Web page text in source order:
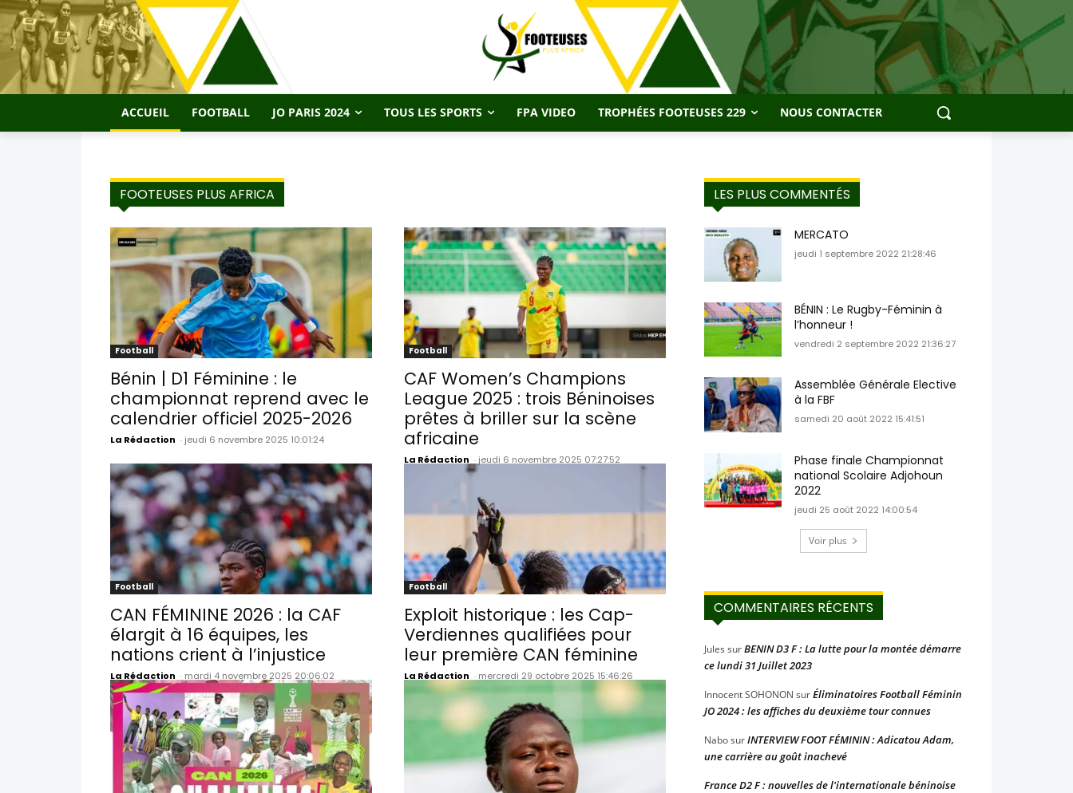
ACCUEIL FOOTBALL JO PARIS 2024 TOUS LES SPORTS FPA VIDEO TROPHÉES FOOTEUSES 229 NOUS CONTACTER
FOOTEUSES PLUS AFRICA
Football
Bénin | D1 Féminine : le
championnat reprend avec le
calendrier officiel 2025-2026
La Rédaction - jeudi 6 novembre 2025 10:01:24
Football
CAF Women’s Champions
League 2025 : trois Béninoises
prêtes à briller sur la scène
africaine
La Rédaction - jeudi 6 novembre 2025 07:27:52
Football
CAN FÉMININE 2026 : la CAF
élargit à 16 équipes, les
nations crient à l’injustice
La Rédaction - mardi 4 novembre 2025 20:06:02
Football
Exploit historique : les Cap-
Verdiennes qualifiées pour
leur première CAN féminine
La Rédaction - mercredi 29 octobre 2025 15:46:26
LES PLUS COMMENTÉS
MERCATO
jeudi 1 septembre 2022 21:28:46
BÉNIN : Le Rugby-Féminin à
l’honneur !
vendredi 2 septembre 2022 21:36:27
Assemblée Générale Elective
à la FBF
samedi 20 août 2022 15:41:51
Phase finale Championnat
national Scolaire Adjohoun
2022
jeudi 25 août 2022 14:00:54
Voir plus
COMMENTAIRES RÉCENTS
Jules surBENIN D3 F : La lutte pour la montée démarre
ce lundi 31 Juillet 2023
Innocent SOHONON surÉliminatoires Football Féminin
JO 2024 : les affiches du deuxième tour connues
NabosurINTERVIEW FOOT FÉMININ : Adicatou Adam,
une carrière au goût inachevé
France D2 F : nouvelles de l'internationale béninoise